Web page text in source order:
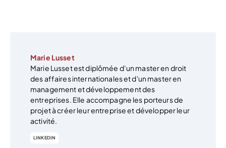
Marie Lusset
Marie Lusset est diplômée d’un master en droit
des affaires internationales et d'un master en
management et développement des
entreprises. Elle accompagne les porteurs de
projet à créer leur entreprise et développer leur
activité.
LINKEDIN